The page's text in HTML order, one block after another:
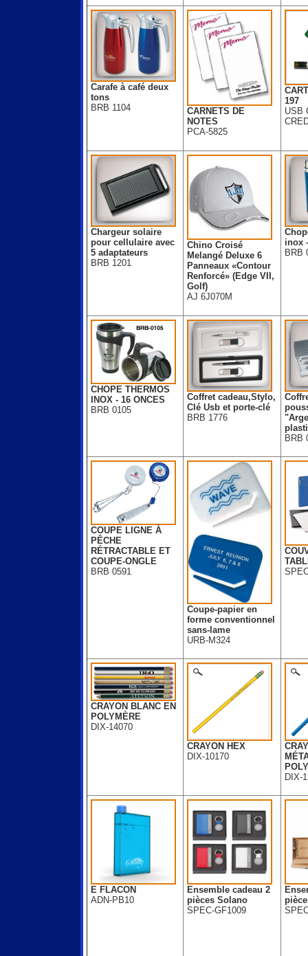
Carafe à café deux
tons
BRB 1104
CARNETS DE
NOTES
PCA-5825
197
USB
Chargeur solaire
pour cellulaire avec
5 adaptateurs
BRB 1201
Chino Croisé
Melangé Deluxe 6
Panneaux «Contour
Renforcé» (Edge VII,
Golf)
AJ 6J070M
inox
BRB
CHOPE THERMOS
INOX - 16 ONCES
BRB 0105
Coffret cadeau,Stylo,
Clé Usb et porte-clé
BRB 1776
BRB
COUPE LIGNE À
PÊCHE
RÉTRACTABLE ET
COUPE-ONGLE
BRB 0591
Coupe-papier en
forme conventionnel
sans-lame
URB-M324
CRAYON BLANC EN
POLYMÈRE
DIX-14070
CRAYON HEX
DIX-10170
DIX-
E FLACON
ADN-PB10
Ensemble cadeau 2
pièces Solano
SPEC-GF1009